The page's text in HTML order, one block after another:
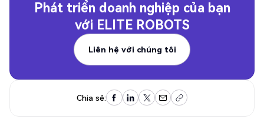
Phát triển doanh nghiệp của bạn
với ELITE ROBOTS
Liên hệ với chúng tôi
Liên hệ với chúng tôi
Chia sẻ: